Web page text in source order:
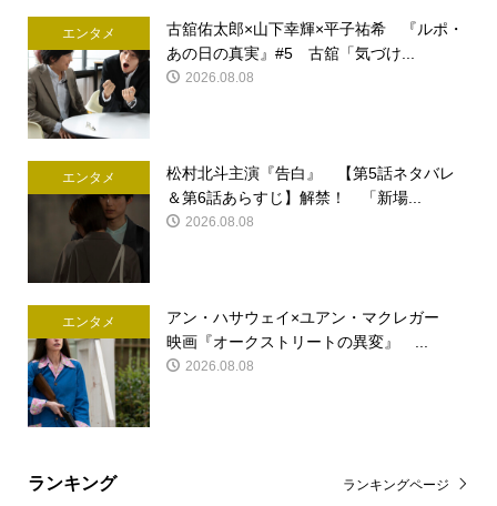
エンタメ
古舘佑太郎×山下幸輝×平子祐希 『ルポ・
あの日の真実』#5 古舘「気づけ...
2026.08.08
エンタメ
松村北斗主演『告白』 【第5話ネタバレ
＆第6話あらすじ】解禁！ 「新場...
2026.08.08
エンタメ
アン・ハサウェイ×ユアン・マクレガー
映画『オークストリートの異変』 ...
2026.08.08
ランキング ランキングページ